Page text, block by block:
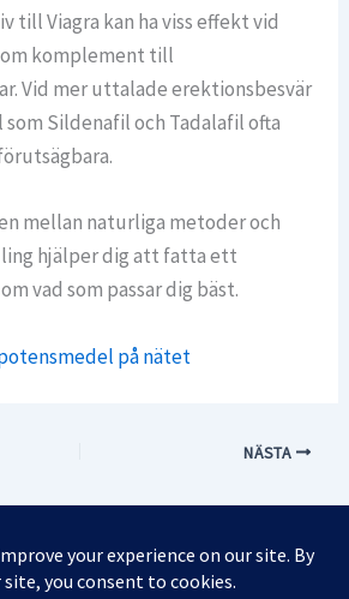
till Viagra kan ha viss effekt vid
komplement till
Vid mer uttalade erektionsbesvär
Sildenafil och Tadalafil ofta
mellan naturliga metoder och
hjälper dig att fatta ett
vad som passar dig bäst.
på nätet
NÄSTA
Integritetspolicy